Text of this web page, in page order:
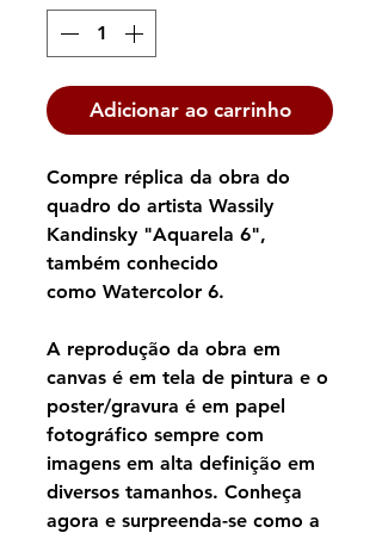
Adicionar ao carrinho
Compre réplica da obra do
quadro do artista Wassily
Kandinsky "Aquarela 6",
também conhecido
como Watercolor 6.
A reprodução da obra em
canvas é em tela de pintura e o
poster/gravura é em papel
fotográfico sempre com
imagens em alta definição em
diversos tamanhos. Conheça
agora e surpreenda-se como a